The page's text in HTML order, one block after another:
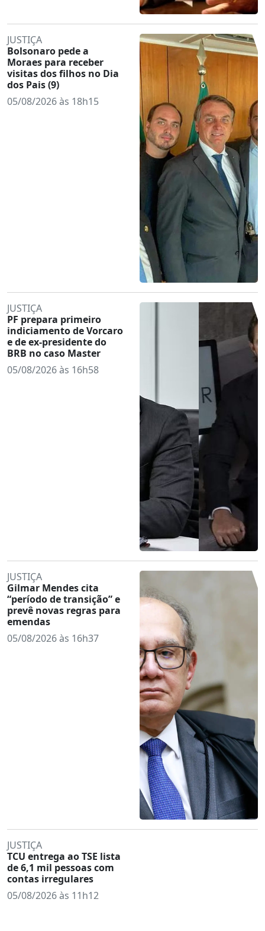
JUSTIÇA
Bolsonaro pede a
Moraes para receber
visitas dos filhos no Dia
dos Pais (9)
05/08/2026 às 18h15
JUSTIÇA
PF prepara primeiro
indiciamento de Vorcaro
e de ex-presidente do
BRB no caso Master
05/08/2026 às 16h58
JUSTIÇA
Gilmar Mendes cita
“período de transição” e
prevê novas regras para
emendas
05/08/2026 às 16h37
JUSTIÇA
TCU entrega ao TSE lista
de 6,1 mil pessoas com
contas irregulares
05/08/2026 às 11h12